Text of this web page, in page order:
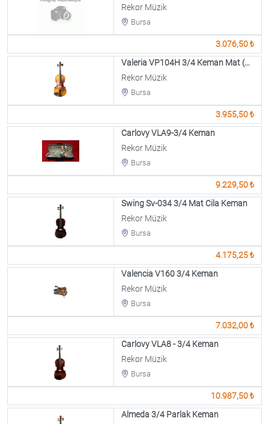
Rekor Müzik
Bursa
3.076,50 ₺
Valeria VP104H 3/4 Keman Mat (Kahve )
Rekor Müzik
Bursa
3.955,50 ₺
Carlovy VLA9-3/4 Keman
Rekor Müzik
Bursa
9.229,50 ₺
Swing Sv-034 3/4 Mat Cila Keman
Rekor Müzik
Bursa
4.175,25 ₺
Valencia V160 3/4 Keman
Rekor Müzik
Bursa
7.032,00 ₺
Carlovy VLA8 - 3/4 Keman
Rekor Müzik
Bursa
10.987,50 ₺
Almeda 3/4 Parlak Keman